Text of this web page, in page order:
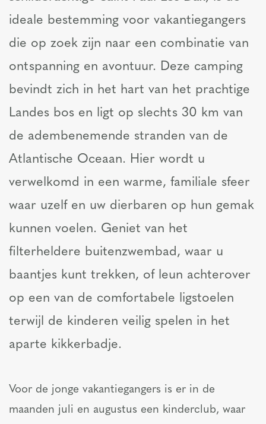
ideale bestemming voor vakantiegangers
die op zoek zijn naar een combinatie van
ontspanning en avontuur. Deze camping
bevindt zich in het hart van het prachtige
Landes bos en ligt op slechts 30 km van
de adembenemende stranden van de
Atlantische Oceaan. Hier wordt u
verwelkomd in een warme, familiale sfeer
waar uzelf en uw dierbaren op hun gemak
kunnen voelen. Geniet van het
filterheldere buitenzwembad, waar u
baantjes kunt trekken, of leun achterover
op een van de comfortabele ligstoelen
terwijl de kinderen veilig spelen in het
aparte kikkerbadje.
Voor de jonge vakantiegangers is er in de
maanden juli en augustus een kinderclub, waar